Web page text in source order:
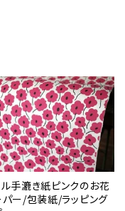
手漉き紙ピンクのお花
ー/包装紙/ラッピング